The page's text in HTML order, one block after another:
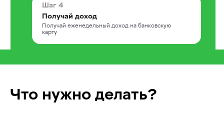
Шаг 4
Получай доход
Получай еженедельный доход на банковскую
карту
Что нужно делать?